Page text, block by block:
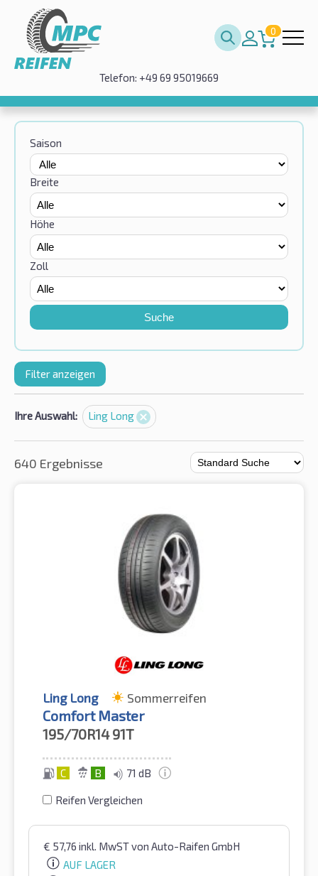
0
Telefon: +49 69 95019669
Saison
Breite
Höhe
Zoll
Suche
Filter anzeigen
Ihre Auswahl: Ling Long
640 Ergebnisse
Ling Long Sommerreifen
Comfort Master
195/70R14 91T
C B 71 dB
Reifen Vergleichen
€ 57,76 inkl. MwSTvon Auto-Raifen GmbH
AUF LAGER